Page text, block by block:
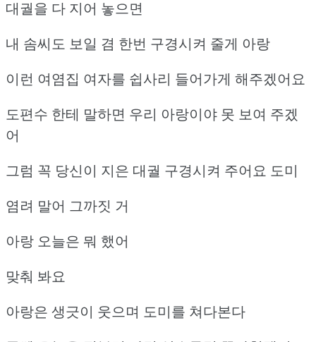
대궐을 다 지어 놓으면
내 솜씨도 보일 겸 한번 구경시켜 줄게 아랑
이런 여염집 여자를 쉽사리 들어가게 해주겠어요
도편수 한테 말하면 우리 아랑이야 못 보여 주겠
어
그럼 꼭 당신이 지은 대궐 구경시켜 주어요 도미
염려 말어 그까짓 거
아랑 오늘은 뭐 했어
맞춰 봐요
아랑은 생긋이 웃으며 도미를 쳐다본다